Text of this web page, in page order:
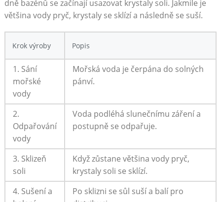
dně bazénů se začínají usazovat⁢ krystaly soli. Jakmile je
většina vody pryč, krystaly se sklízí⁢ a následně se suší.
Krok výroby Popis
1. Sání
mořské
vody
Mořská voda je čerpána⁢ do solných
pánví.
2.
Odpařování
⁤vody
Voda podléhá⁣ slunečnímu záření a
postupně se‍ odpařuje.
3. Sklizeň
soli
Když zůstane většina vody pryč,
krystaly soli se sklízí.
4. Sušení a
Po sklizni se sůl suší a​ balí pro